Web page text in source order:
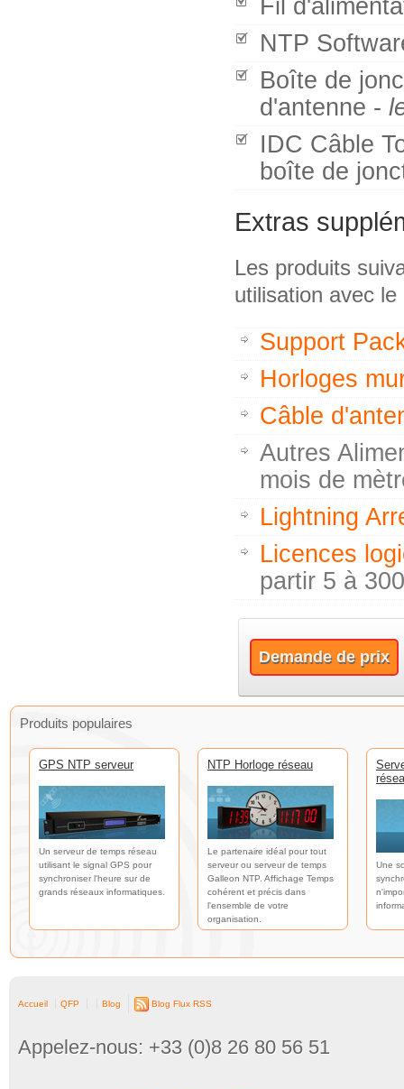
Fil
NTP
Boîte de
d'antenne -
IDC Câble
boîte de
Extras
Les produits
utilisation avec le
Support
Horloges
Câble
Autres
mois de
Lightning
Licences
partir 5 à
Demande de prix
Produits populaires
GPS NTP serveur
Un serveur de temps réseau
utilisant le signal GPS pour
synchroniser l'heure sur de
grands réseaux informatiques.
NTP Horloge réseau
Le partenaire idéal pour tout
serveur ou serveur de temps
Galleon NTP. Affichage Temps
cohérent et précis dans
l'ensemble de votre
organisation.
Une
Accueil QFP Blog Blog Flux RSS
Appelez-nous: +33 (0)8 26 80 56 51